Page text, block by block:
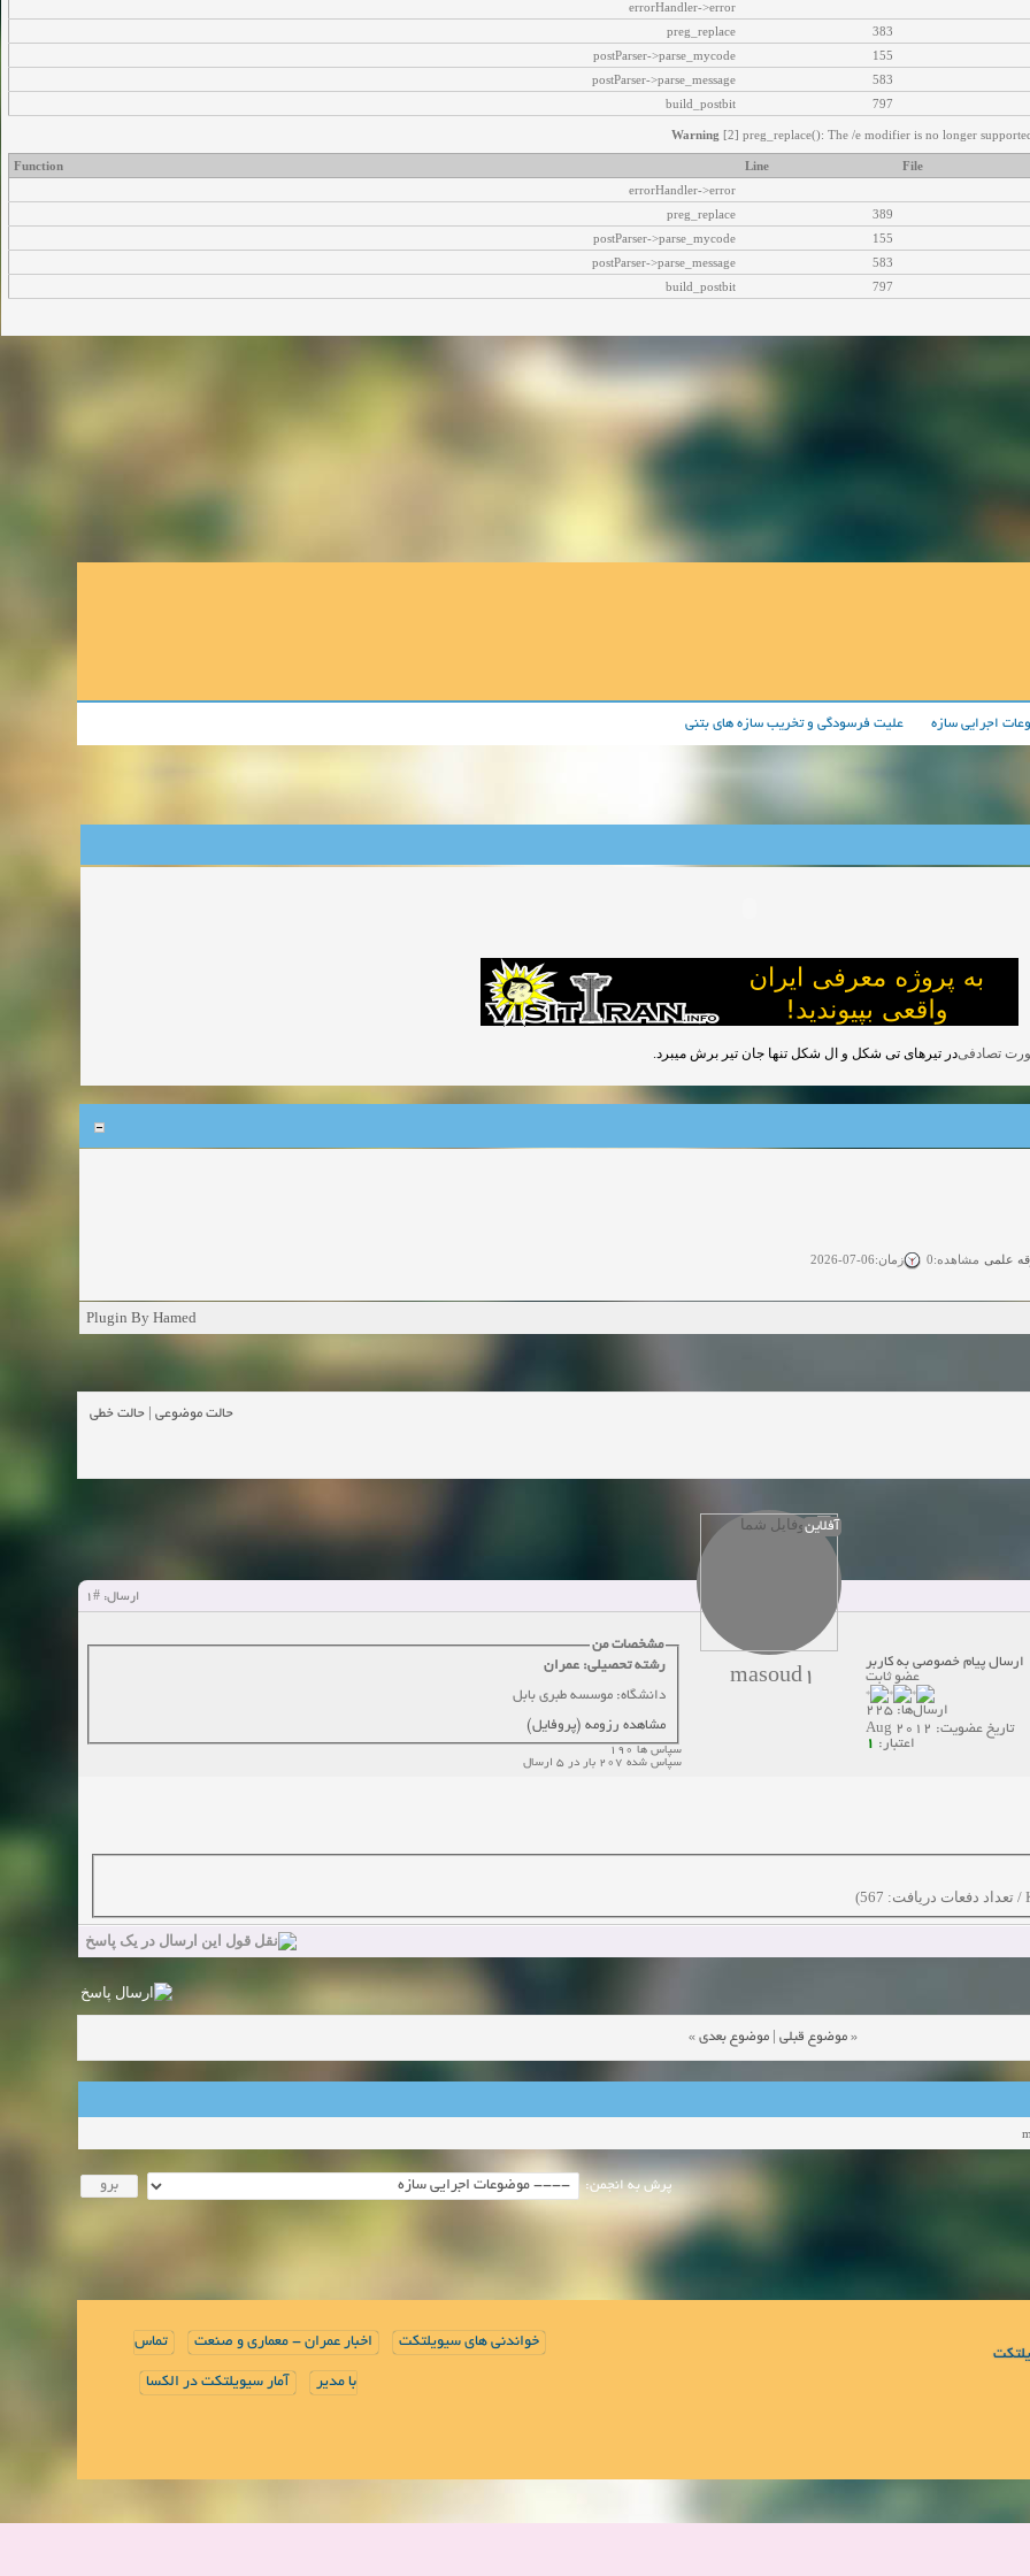
errorHandler->error
383
preg_replace
155
postParser->parse_mycode
583
postParser->parse_message
797
build_postbit
Warning [2] preg_replace(): The /e modifier is no longer
File
Line
Function
errorHandler->error
389
preg_replace
155
postParser->parse_mycode
583
postParser->parse_message
797
build_postbit
اجرایی سازه علیت فرسودگی و تخریب سازه های بتنی
در تیرهای تی شکل و ال شکل تنها جان تیر برش میبرد.
آزاد مشاهده:0 زمان:02-26-2025
زمان:10-21-2024
دعوت به همکاری مشاهده:0
Plugin By Hamed
حالت موضوعی| حالت خطی
ارسال:#1
آفلاین
masoud1
ارسال پیام خصوصی به کاربر
عضو ثابت
ارسال‌ها: 225
تاریخ عضویت: Aug 2012
اعتبار: 1
مشخصات من
رشته تحصیلی: عمران
دانشگاه: موسسه طبری بابل
مشاهده رزومه (پروفایل)
سپاس ها 190
سپاس شده 207 بار در 5 ارسال
«موضوع قبلی |موضوع بعدی »
پرش به انجمن:
خواندنی های سیویلتکت اخبار عمران - معماری و صنعت تماس
با مدیر آمار سیویلتکت در الکسا